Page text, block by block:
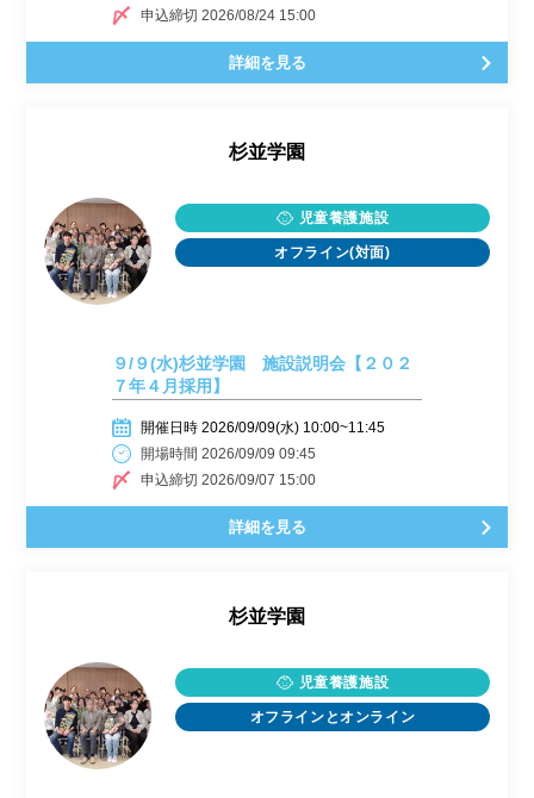
申込締切 2026/08/24 15:00
詳細を見る
杉並学園
児童養護施設
オフライン(対面)
９/９(水)杉並学園 施設説明会【２０２
７年４月採用】
開催日時 2026/09/09(水) 10:00~11:45
開場時間 2026/09/09 09:45
申込締切 2026/09/07 15:00
詳細を見る
杉並学園
児童養護施設
オフラインとオンライン